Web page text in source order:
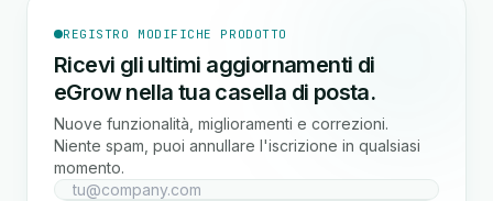
REGISTRO MODIFICHE PRODOTTO
Ricevi gli ultimi aggiornamenti di
eGrow nella tua casella di posta.
Nuove funzionalità, miglioramenti e correzioni.
Niente spam, puoi annullare l'iscrizione in qualsiasi
momento.